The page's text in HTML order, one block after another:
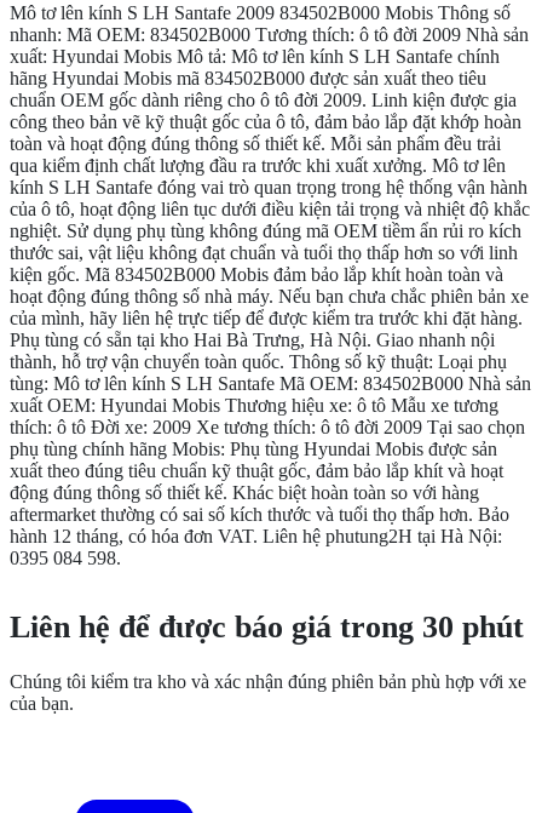
Mô tơ lên kính S LH Santafe 2009 834502B000 Mobis Thông số
nhanh: Mã OEM: 834502B000 Tương thích: ô tô đời 2009 Nhà sản
xuất: Hyundai Mobis Mô tả: Mô tơ lên kính S LH Santafe chính
hãng Hyundai Mobis mã 834502B000 được sản xuất theo tiêu
chuẩn OEM gốc dành riêng cho ô tô đời 2009. Linh kiện được gia
công theo bản vẽ kỹ thuật gốc của ô tô, đảm bảo lắp đặt khớp hoàn
toàn và hoạt động đúng thông số thiết kế. Mỗi sản phẩm đều trải
qua kiểm định chất lượng đầu ra trước khi xuất xưởng. Mô tơ lên
kính S LH Santafe đóng vai trò quan trọng trong hệ thống vận hành
của ô tô, hoạt động liên tục dưới điều kiện tải trọng và nhiệt độ khắc
nghiệt. Sử dụng phụ tùng không đúng mã OEM tiềm ẩn rủi ro kích
thước sai, vật liệu không đạt chuẩn và tuổi thọ thấp hơn so với linh
kiện gốc. Mã 834502B000 Mobis đảm bảo lắp khít hoàn toàn và
hoạt động đúng thông số nhà máy. Nếu bạn chưa chắc phiên bản xe
của mình, hãy liên hệ trực tiếp để được kiểm tra trước khi đặt hàng.
Phụ tùng có sẵn tại kho Hai Bà Trưng, Hà Nội. Giao nhanh nội
thành, hỗ trợ vận chuyển toàn quốc. Thông số kỹ thuật: Loại phụ
tùng: Mô tơ lên kính S LH Santafe Mã OEM: 834502B000 Nhà sản
xuất OEM: Hyundai Mobis Thương hiệu xe: ô tô Mẫu xe tương
thích: ô tô Đời xe: 2009 Xe tương thích: ô tô đời 2009 Tại sao chọn
phụ tùng chính hãng Mobis: Phụ tùng Hyundai Mobis được sản
xuất theo đúng tiêu chuẩn kỹ thuật gốc, đảm bảo lắp khít và hoạt
động đúng thông số thiết kế. Khác biệt hoàn toàn so với hàng
aftermarket thường có sai số kích thước và tuổi thọ thấp hơn. Bảo
hành 12 tháng, có hóa đơn VAT. Liên hệ phutung2H tại Hà Nội:
0395 084 598.
Liên hệ để được báo giá trong 30 phút
Chúng tôi kiểm tra kho và xác nhận đúng phiên bản phù hợp với xe
của bạn.